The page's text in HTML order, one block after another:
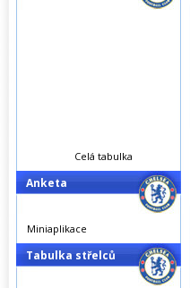
Celá tabulka
Anketa
Miniaplikace
Tabulka střelců